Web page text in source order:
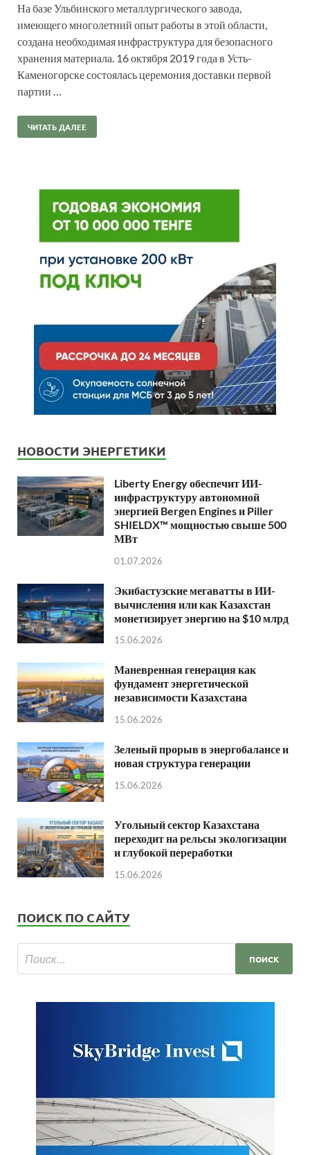
На базе Ульбинского металлургического завода,
имеющего многолетний опыт работы в этой области,
создана необходимая инфраструктура для безопасного
хранения материала. 16 октября 2019 года в Усть-
Каменогорске состоялась церемония доставки первой
партии …
ЧИТАТЬ ДАЛЕЕ
НОВОСТИ ЭНЕРГЕТИКИ
Liberty Energy обеспечит ИИ-
инфраструктуру автономной
энергией Bergen Engines и Piller
SHIELDX™ мощностью свыше 500
МВт
01.07.2026
Экибастузские мегаватты в ИИ-
вычисления или как Казахстан
монетизирует энергию на $10 млрд
15.06.2026
Маневренная генерация как
фундамент энергетической
независимости Казахстана
15.06.2026
Зеленый прорыв в энергобалансе и
новая структура генерации
15.06.2026
Угольный сектор Казахстана
переходит на рельсы экологизации
и глубокой переработки
15.06.2026
ПОИСК ПО САЙТУ